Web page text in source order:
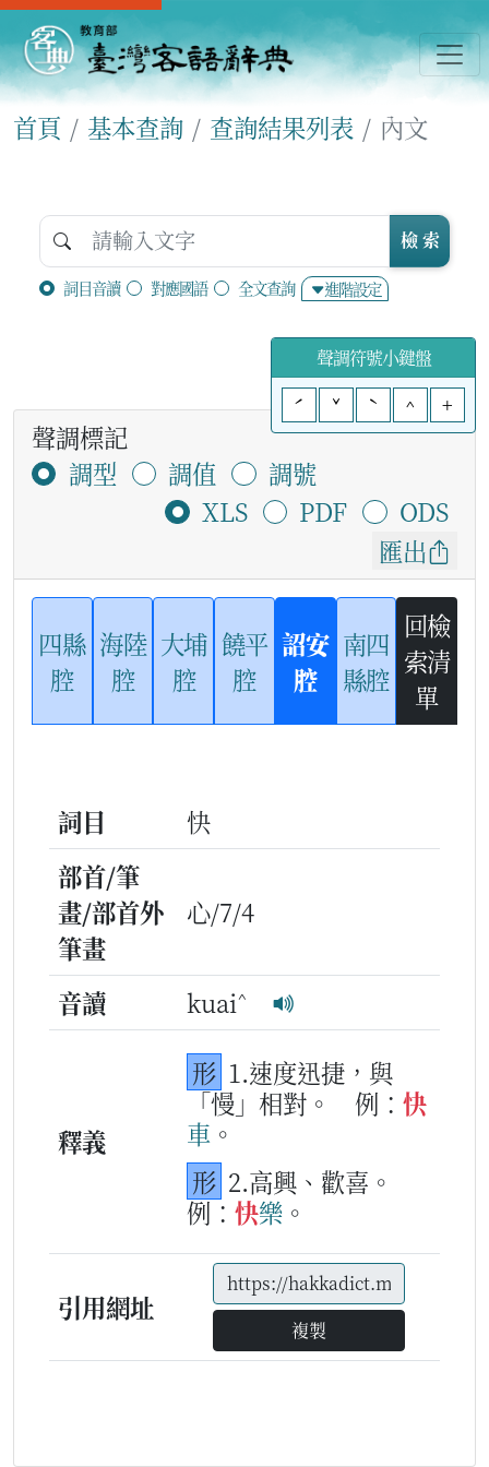
首頁 基本查詢 查詢結果列表 內文
詞目音讀 對應國語 全文查詢 進階設定
檢 索
聲調符號小鍵盤
ˊ
ˇ ˋ ^ +
聲調標記
調型
調值
調號
XLS
PDF
ODS
匯出
四縣
腔
海陸
腔
大埔
腔
饒平
腔
詔安
腔
南四
縣腔
回檢
索清
單
詞目
快
部首/筆
畫/部首外
筆畫
心/7/4
音讀 kuai^
釋義
形 1.速度迅捷，與
「慢」相對。
例： 快
車 。
形 2.高興、歡喜。
例： 快樂 。
引用網址
複製